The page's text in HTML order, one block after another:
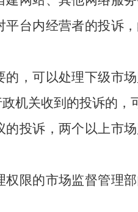
台内经营者的投诉
可以处理下级市场
机关收到的投诉的，
的投诉，两个以上市
权限的市场监督管理